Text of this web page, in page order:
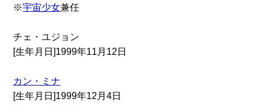
※宇宙少女兼任
チェ・ユジョン
[生年月日]1999年11月12日
カン・ミナ
[生年月日]1999年12月4日